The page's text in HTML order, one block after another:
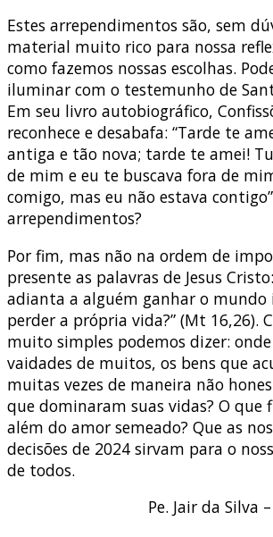
Estes arrependimentos são, sem
material muito rico para nossa
como fazemos nossas escolhas.
iluminar com o testemunho de
Em seu livro autobiográfico,
reconhece e desabafa: “Tarde te
antiga e tão nova; tarde te amei!
de mim e eu te buscava fora de
comigo, mas eu não estava
arrependimentos?
Por fim, mas não na ordem de
presente as palavras de Jesus
adianta a alguém ganhar o mundo
perder a própria vida?” (Mt 16,26).
muito simples podemos dizer:
vaidades de muitos, os bens que
muitas vezes de maneira não
que dominaram suas vidas? O que
além do amor semeado? Que as
decisões de 2024 sirvam para o
de todos.
Pe. Jair da Silva